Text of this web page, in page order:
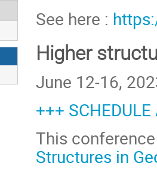
See here :
Higher
June 12-16,
+++
This
Structures in